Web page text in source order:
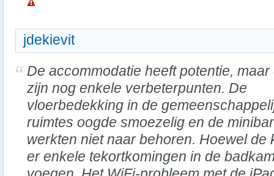
jdekievit
De accommodatie heeft potentie, maar
zijn nog enkele verbeterpunten. De
vloerbedekking in de
ruimtes oogde smoezelig en de
werkten niet naar behoren. Hoewel de
er enkele tekortkomingen in de